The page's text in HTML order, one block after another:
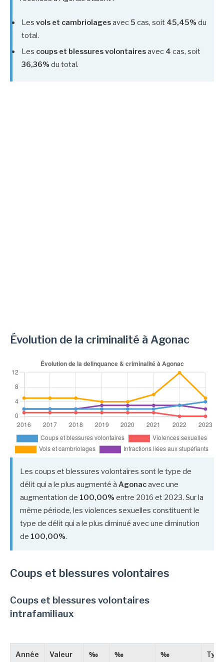
Les vols et cambriolagesavec5 cas, soit 45,45% du
total.
Les coups et blessures volontairesavec 4 cas, soit
36,36% du total.
Évolution de la criminalité à Agonac
Les coups et blessures volontaires sont le type de
délit qui a le plus augmenté à Agonacavec une
augmentation de 100,00% entre 2016 et 2023. Sur la
même période, les violences sexuelles constituent le
type de délit qui a le plus diminué avec une diminution
de 100,00%.
Coups et blessures volontaires
Coups et blessures volontaires
intrafamiliaux
Année Valeur ‰
‰
‰
Type